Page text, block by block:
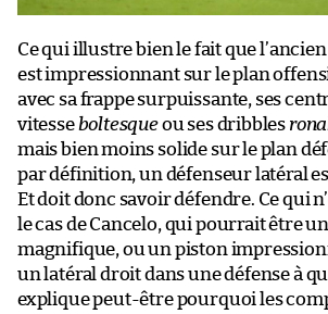
Ce qui illustre bien le fait que
est impressionnant sur le plan
avec sa frappe surpuissante, ses
vitesse boltesqueou ses dribbles
mais bien moins solide sur le plan
par définition, un défenseur latéral
Et doit donc savoir défendre. Ce qui
le cas de Cancelo, qui pourrait être
magnifique, ou un piston
un latéral droit dans une défense à
explique peut-être pourquoi les